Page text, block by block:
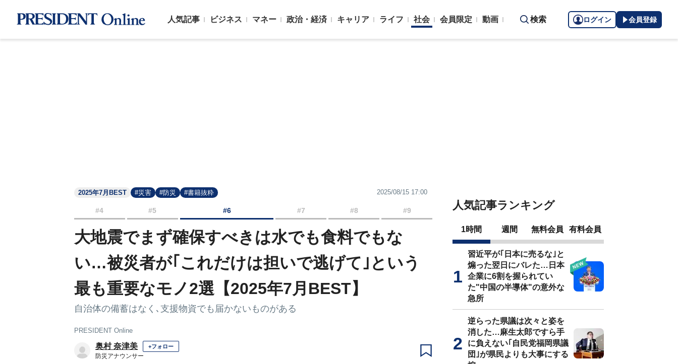
人気記事 ビジネス マネー 政治・経済 キャリア ライフ 社会 会員限定 動画 検索 ログイン 会員登録
2025年7月BEST #災害 #防災 #書籍抜粋 2025/08/15 17:00
#4 #5 #6 #7 #8 #9
大地震でまず確保すべきは水でも食料でもな
い…被災者が｢これだけは担いで逃げて｣という
最も重要なモノ2選【2025年7月BEST】
自治体の備蓄はなく､支援物資でも届かないものがある
PRESIDENT Online
奥村 奈津美 +フォロー
防災アナウンサー
人気記事ランキング
1時間 週間 無料会員 有料会員
習近平が｢日本に売るな｣と
煽った翌日にバレた…日本
企業に6割を握られてい
た"中国の半導体"の意外な
急所
逆らった県議は次々と姿を
消した…麻生太郎ですら手
に負えない｢自民党福岡県議
団｣が県民よりも大事にする